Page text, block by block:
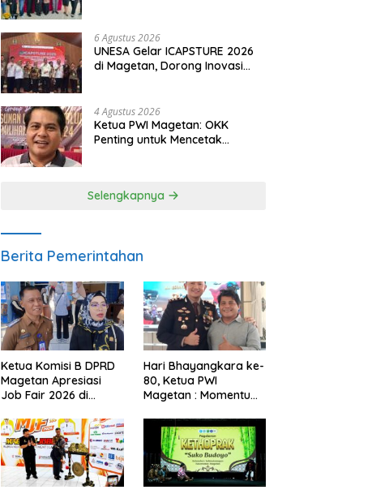
6 Agustus 2026
UNESA Gelar ICAPSTURE 2026
di Magetan, Dorong Inovasi
4 Agustus 2026
Ketua PWI Magetan: OKK
Penting untuk Mencetak
Selengkapnya
Berita Pemerintahan
Ketua Komisi B DPRD
Magetan Apresiasi
Job Fair 2026 di
Anggaran
Hari Bhayangkara ke-
80, Ketua PWI
Magetan : Momentum
Kepercayaan Publik